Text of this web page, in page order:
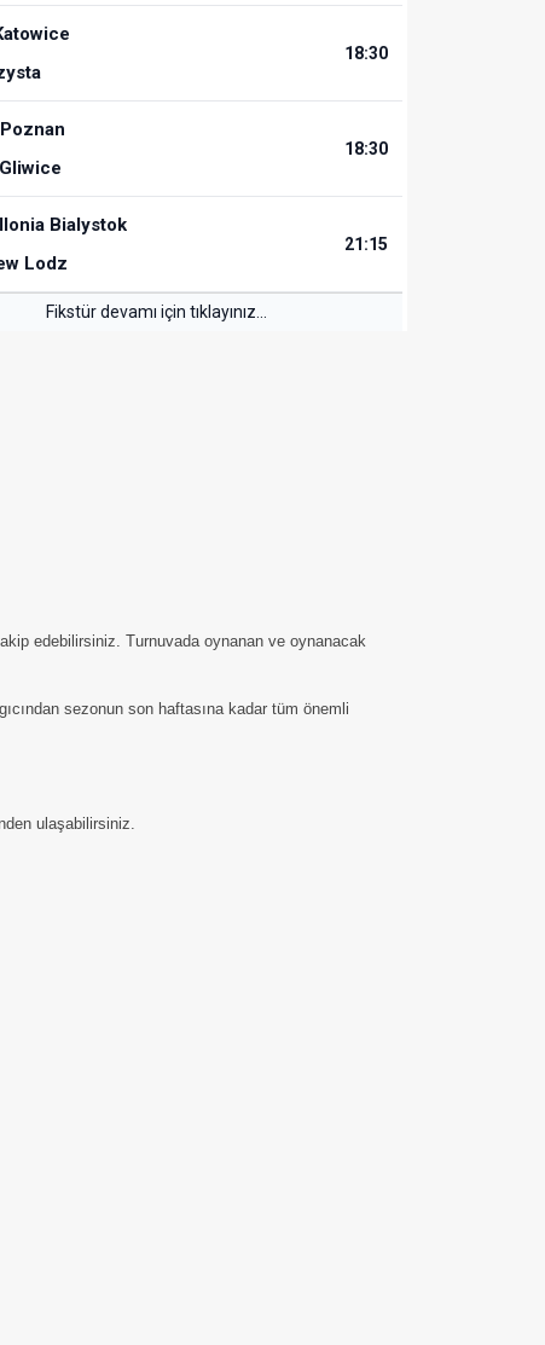
18:30
18:30
Bialystok
Lodz
21:15
Fikstür devamı için tıklayınız...
edebilirsiniz. Turnuvada oynanan ve oynanacak
sezonun son haftasına kadar tüm önemli
ulaşabilirsiniz.